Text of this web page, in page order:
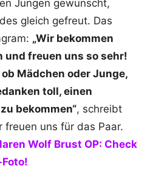
Jungen gewünscht,
gleich gefreut. Das
„Wir bekommen
und freuen uns so sehr!
Mädchen oder Junge,
toll, einen
zu bekommen“, schreibt
freuen uns für das Paar.
Wolf Brust OP: Check